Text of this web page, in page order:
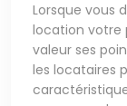
Lorsque vous
location votre
valeur ses
les locataires